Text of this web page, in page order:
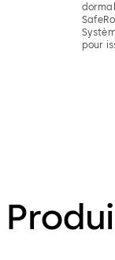
pour